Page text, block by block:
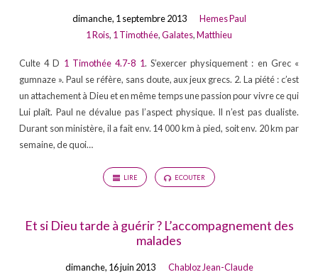
dimanche, 1 septembre 2013
Hemes Paul
1 Rois, 1 Timothée,Galates,Matthieu
Culte 4 D 1 Timothée 4.7-8 1. S’exercer physiquement : en Grec «
gumnaze ». Paul se réfère, sans doute, aux jeux grecs. 2. La piété : c’est
un attachement à Dieu et en même temps une passion pour vivre ce qui
Lui plaît. Paul ne dévalue pas l’aspect physique. Il n’est pas dualiste.
Durant son ministère, il a fait env. 14 000 km à pied, soit env. 20 km par
semaine, de quoi…
LIRE ECOUTER
Et si Dieu tarde à guérir ? L’accompagnement des
malades
dimanche, 16 juin 2013
Chabloz Jean-Claude